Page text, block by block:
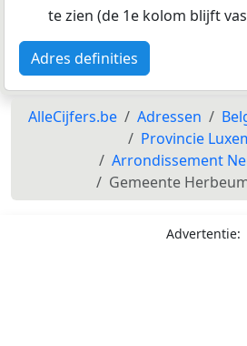
te zien (de 1e kolom blijft
Adres definities
AlleCijfers.be Adressen
Provincie
Arrondissement
Gemeente
Advertentie: